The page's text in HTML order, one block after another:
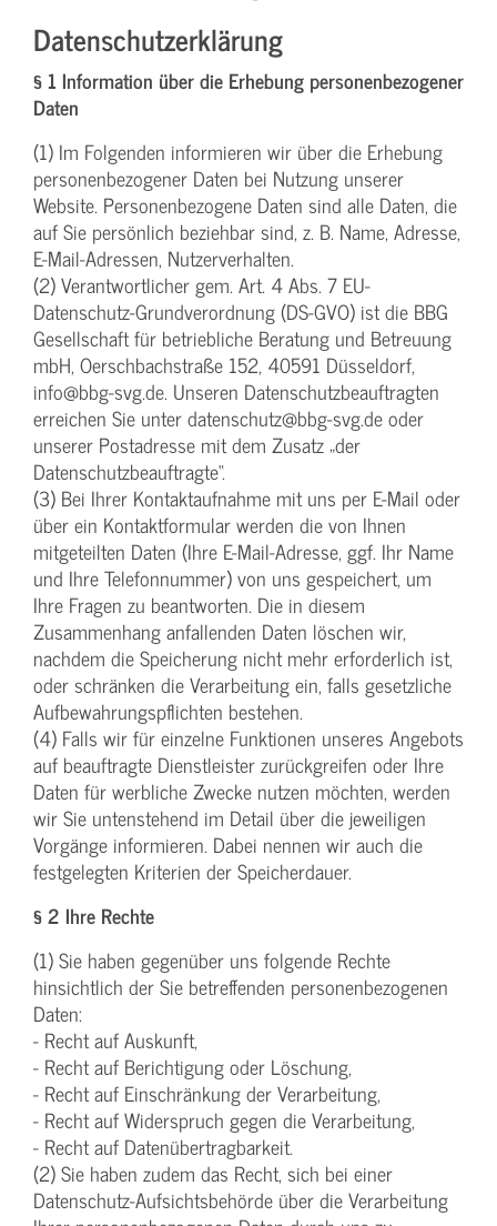
Datenschutzerklärung
§ 1 Information über die Erhebung personenbezogener
Daten
(1) Im Folgenden informieren wir über die Erhebung
personenbezogener Daten bei Nutzung unserer
Website. Personenbezogene Daten sind alle Daten, die
auf Sie persönlich beziehbar sind, z. B. Name, Adresse,
E-Mail-Adressen, Nutzerverhalten.
(2) Verantwortlicher gem. Art. 4 Abs. 7 EU-
Datenschutz-Grundverordnung (DS-GVO) ist die BBG
Gesellschaft für betriebliche Beratung und Betreuung
mbH, Oerschbachstraße 152, 40591 Düsseldorf,
info@bbg-svg.de. Unseren Datenschutzbeauftragten
erreichen Sie unter datenschutz@bbg-svg.de oder
unserer Postadresse mit dem Zusatz „der
Datenschutzbeauftragte“.
(3) Bei Ihrer Kontaktaufnahme mit uns per E-Mail oder
über ein Kontaktformular werden die von Ihnen
mitgeteilten Daten (Ihre E-Mail-Adresse, ggf. Ihr Name
und Ihre Telefonnummer) von uns gespeichert, um
Ihre Fragen zu beantworten. Die in diesem
Zusammenhang anfallenden Daten löschen wir,
nachdem die Speicherung nicht mehr erforderlich ist,
oder schränken die Verarbeitung ein, falls gesetzliche
Aufbewahrungspflichten bestehen.
(4) Falls wir für einzelne Funktionen unseres Angebots
auf beauftragte Dienstleister zurückgreifen oder Ihre
Daten für werbliche Zwecke nutzen möchten, werden
wir Sie untenstehend im Detail über die jeweiligen
Vorgänge informieren. Dabei nennen wir auch die
festgelegten Kriterien der Speicherdauer.
§ 2 Ihre Rechte
(1) Sie haben gegenüber uns folgende Rechte
hinsichtlich der Sie betreffenden personenbezogenen
Daten:
- Recht auf Auskunft,
- Recht auf Berichtigung oder Löschung,
- Recht auf Einschränkung der Verarbeitung,
- Recht auf Widerspruch gegen die Verarbeitung,
- Recht auf Datenübertragbarkeit.
(2) Sie haben zudem das Recht, sich bei einer
Datenschutz-Aufsichtsbehörde über die Verarbeitung